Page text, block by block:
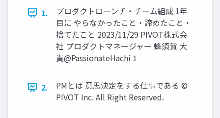
1.
プロダクトローンチ・チーム組成 1年
目に やらなかったこと・諦めたこと・
捨てたこと 2023/11/29 PIVOT株式会
社 プロダクトマネージャー 蜂須賀 大
貴@PassionateHachi 1
2.
PMとは 意思決定をする仕事である ©
PIVOT Inc. All Right Reserved.